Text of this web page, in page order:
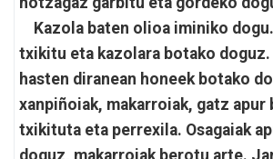
Kazola baten olioa iminiko
txikitu eta kazolara botako
hasten diranean honeek botako
xanpiñoiak, makarroiak, gatz apur
txikituta eta perrexila. Osagaiak